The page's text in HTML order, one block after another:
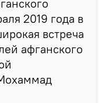
2019 года в
встреча
афганского